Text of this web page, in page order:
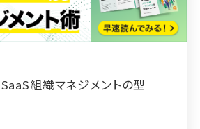
組織マネジメントの型